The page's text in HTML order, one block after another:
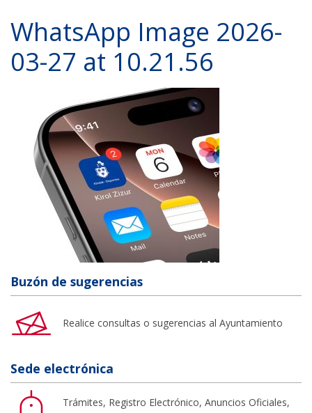
WhatsApp Image 2026-
03-27 at 10.21.56
Buzón de sugerencias
Realice consultas o sugerencias al Ayuntamiento
Sede electrónica
Trámites, Registro Electrónico, Anuncios Oficiales,